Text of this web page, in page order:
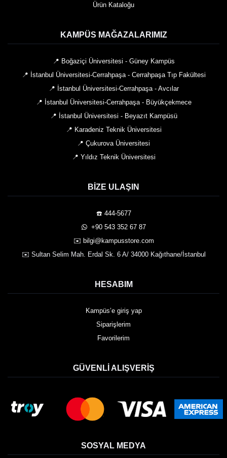
Ürün Kataloğu
KAMPÜS MAĞAZALARIMIZ
📍 Boğaziçi Üniversitesi - Güney Kampüs
📍 İstanbul Üniversitesi-Cerrahpaşa - Cerrahpaşa Tıp Fakültesi
📍 İstanbul Üniversitesi-Cerrahpaşa - Avcılar
📍 İstanbul Üniversitesi-Cerrahpaşa - Büyükçekmece
📍 İstanbul Üniversitesi - Beyazıt Kampüsü
📍 Karadeniz Teknik Üniversitesi
📍 Çukurova Üniversitesi
📍 Yıldız Teknik Üniversitesi
BIZE ULAŞIN
☎️ 444-5677
️ +90 543 352 67 87
✉️ bilgi@kampusstore.com
✉️ Sultan Selim Mah. Erdal Sk. 6 A/ 34000 Kağıthane/İstanbul
HESABIM
Kampüs’e giriş yap
Siparişlerim
Favorilerim
GÜVENLI ALIŞVERIŞ
SOSYAL MEDYA